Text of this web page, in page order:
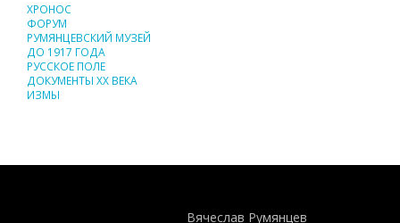
ХРОНОС
ФОРУМ
РУМЯНЦЕВСКИЙ МУЗЕЙ
ДО 1917 ГОДА
РУССКОЕ ПОЛЕ
ДОКУМЕНТЫ XX ВЕКА
ИЗМЫ
Вячеслав Румянцев